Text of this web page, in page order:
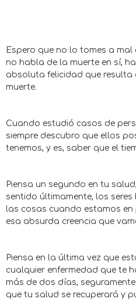
Espero que no lo tomes a
no habla de la muerte en sí,
absoluta felicidad que resulta
muerte.
Cuando estudió casos de
siempre descubro que ellos
tenemos, y es, saber que el
Piensa un segundo en tu
sentido últimamente, los
las cosas cuando estamos en
esa absurda creencia que
Piensa en la última vez que
cualquier enfermedad que te
más de dos días,
que tu salud se recuperará y